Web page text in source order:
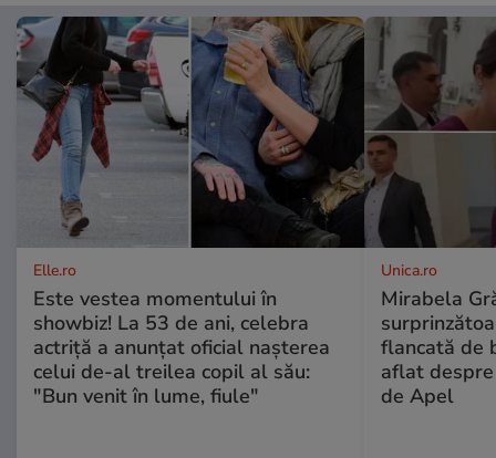
Elle.ro
Este vestea momentului în
showbiz! La 53 de ani, celebra
actriță a anunțat oficial nașterea
celui de-al treilea copil al său:
"Bun venit în lume, fiule"
Unica.ro
Mirabela
flancată de
aflat
de Apel